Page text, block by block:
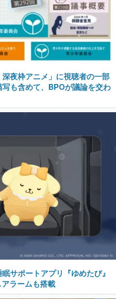
夜枠アニメ」に視聴者の一部
も含めて、BPOが議論を交わ
サポートアプリ『ゆめたび』
ラームも搭載